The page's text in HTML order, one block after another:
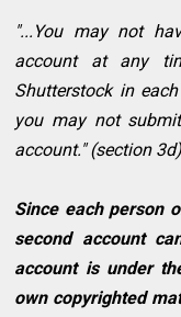
"...You may not
account at any
Shutterstock in
you may not
account." (section 3d)
Since each person
second account
account is under
own copyrighted